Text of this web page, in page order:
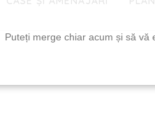
Puteți merge chiar acum și să vă